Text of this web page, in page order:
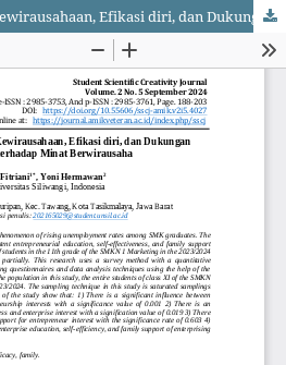
Pengaruh Pendidikan Kewirausahaan, Efikasi diri, dan Dukungan Keluarga terhadap Minat Berwirausaha